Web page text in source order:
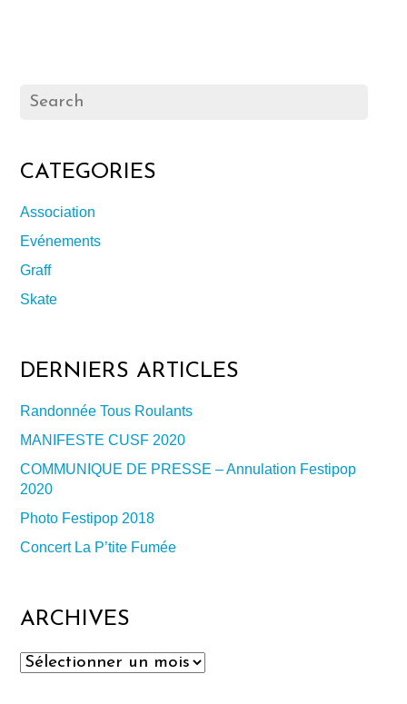
CATEGORIES
Association
Evénements
Graff
Skate
DERNIERS ARTICLES
Randonnée Tous Roulants
MANIFESTE CUSF 2020
COMMUNIQUE DE PRESSE – Annulation Festipop
2020
Photo Festipop 2018
Concert La P’tite Fumée
ARCHIVES
Archives